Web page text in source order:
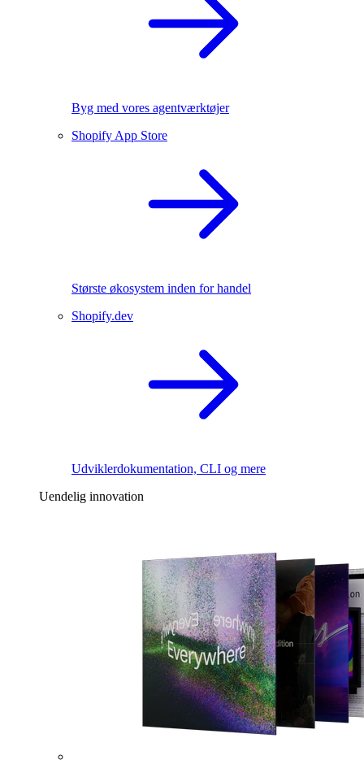
Byg med vores agentværktøjer
Shopify App Store
Største økosystem inden for handel
Shopify.dev
Udviklerdokumentation, CLI og mere
Uendelig innovation